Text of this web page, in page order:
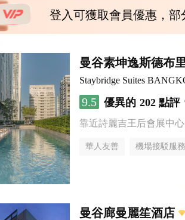
登入可獲取會員優惠，
曼谷素坤逸斯德布
Staybridge Suites
9.5 優異的 202 點評
靠近詩麗吉王后會展中心
華人友善 機場接駁服務
曼谷廊曼麗笙酒店